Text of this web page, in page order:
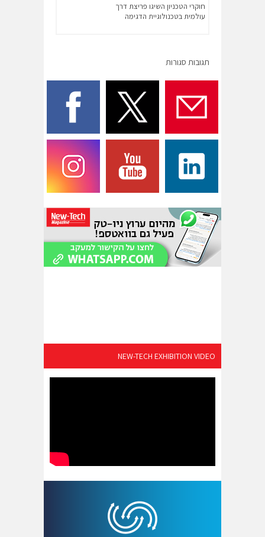
חוקרי הטכניון השיגו פריצת דרך
עולמית בטכנולוגיית הדגימה
תגובות סגורות
NEW-TECH EXHIBITION VIDEO